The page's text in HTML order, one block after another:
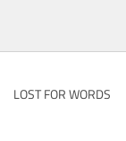
LOST FOR WORDS